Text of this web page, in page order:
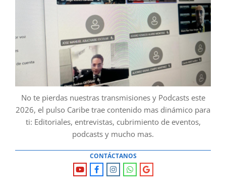
No te pierdas nuestras transmisiones y Podcasts este
2026, el pulso Caribe trae contenido mas dinámico para
ti: Editoriales, entrevistas, cubrimiento de eventos,
podcasts y mucho mas.
CONTÁCTANOS